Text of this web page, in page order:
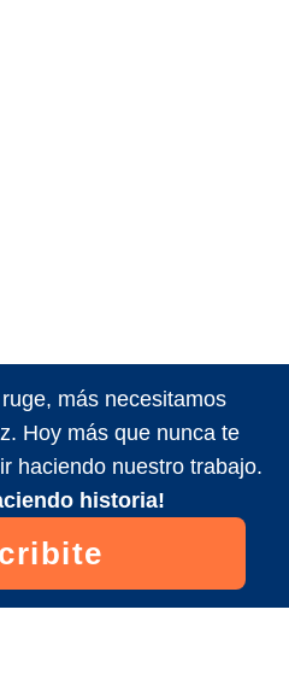
más necesitamos
Hoy más que nunca te
haciendo nuestro trabajo.
historia!